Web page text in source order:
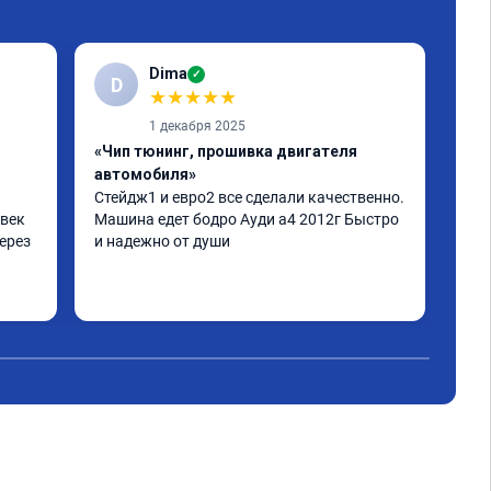
по
D Dima ✓
★★★★★
1 декабря 2025
«Чип тюнинг, прошивка двигателя
автомобиля»
Стейдж1 и евро2 все сделали качественно.
Машина едет бодро Ауди а4 2012г Быстро
и надежно от души